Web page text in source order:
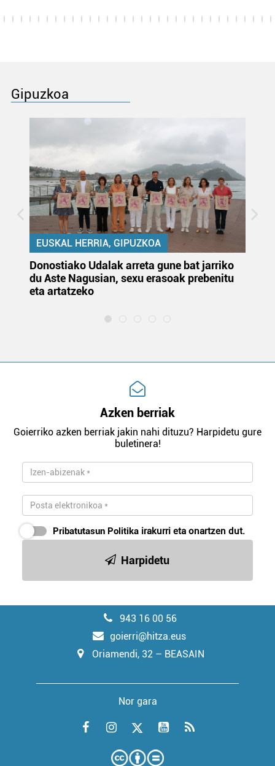
Gipuzkoa
EUSKAL HERRIA, GIPUZKOA
Donostiako Udalak arreta gune bat jarriko
du Aste Nagusian, sexu erasoak prebenitu
eta artatzeko
Azken berriak
Goierriko azken berriak jakin nahi dituzu? Harpidetu gure
buletinera!
Pribatutasun Politika irakurri eta onartzen dut.
Harpidetu
943 16 00 56
goierri@hitza.eus
Oriamendi, 32 – BEASAIN
Nor gara